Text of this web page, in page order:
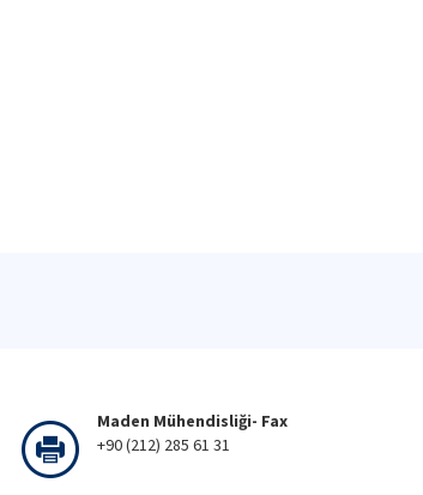
Maden Mühendisliği- Fax
+90 (212) 285 61 31